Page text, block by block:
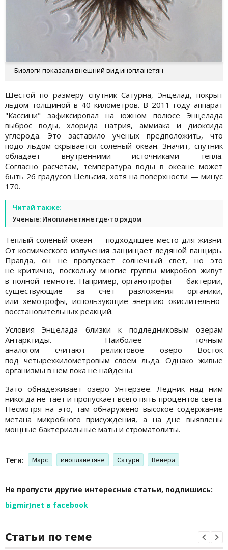
Биологи показали внешний вид инопланетян
Шестой по размеру спутник Сатурна, Энцелад, покрыт
льдом толщиной в 40 километров. В 2011 году аппарат
"Кассини" зафиксировал на южном полюсе Энцелада
выброс воды, хлорида натрия, аммиака и диоксида
углерода. Это заставило ученых предположить, что
подо льдом скрывается соленый океан. Значит, спутник
обладает внутренними источниками тепла.
Согласно расчетам, температура воды в океане может
быть 26 градусов Цельсия, хотя на поверхности — минус
170.
Читай также:
Ученые: Инопланетяне где-то рядом
Теплый соленый океан — подходящее место для жизни.
От космического излучения защищает ледяной панцирь.
Правда, он не пропускает солнечный свет, но это
не критично, поскольку многие группы микробов живут
в полной темноте. Например, органотрофы — бактерии,
существующие за счет разложения органики,
или хемотрофы, использующие энергию окислительно-
восстановительных реакций.
Условия Энцелада близки к подледниковым озерам
Антарктиды. Наиболее точным
аналогом считают реликтовое озеро Восток
под четырехкилометровым слоем льда. Однако живые
организмы в нем пока не найдены.
Зато обнадеживает озеро Унтерзее. Ледник над ним
никогда не тает и пропускает всего пять процентов света.
Несмотря на это, там обнаружено высокое содержание
метана микробного присуждения, а на дне выявлены
мощные бактериальные маты и строматолиты.
Теги: Марс инопланетяне Сатурн Венера
Не пропусти другие интересные статьи, подпишись:
bigmir)net в facebook
Статьи по теме